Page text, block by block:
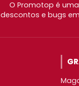
O Promotop é
descontos e bugs